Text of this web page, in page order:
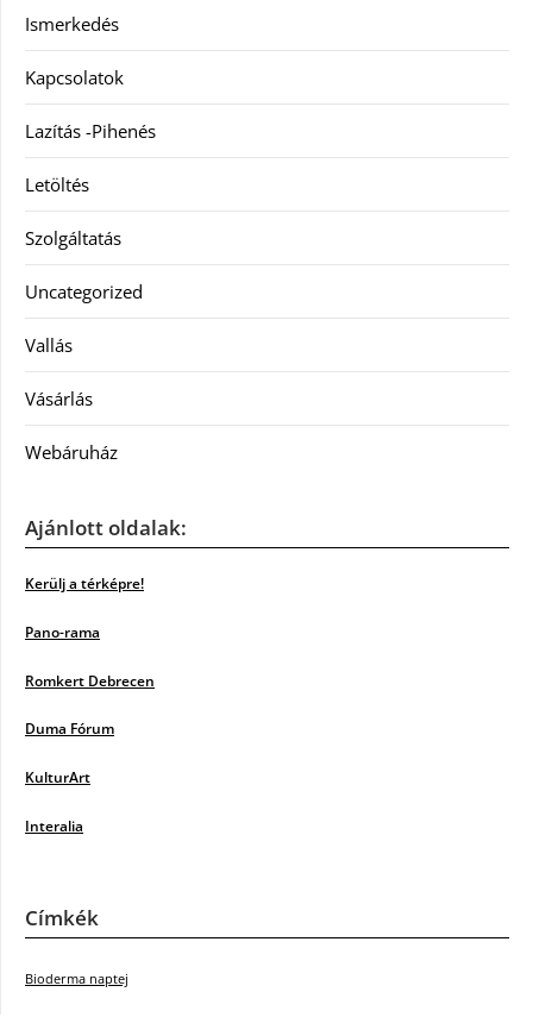
Ismerkedés
Kapcsolatok
Lazítás -Pihenés
Letöltés
Szolgáltatás
Uncategorized
Vallás
Vásárlás
Webáruház
Ajánlott oldalak:
Kerülj a térképre!
Pano-rama
Romkert Debrecen
Duma Fórum
KulturArt
Interalia
Címkék
Bioderma naptej